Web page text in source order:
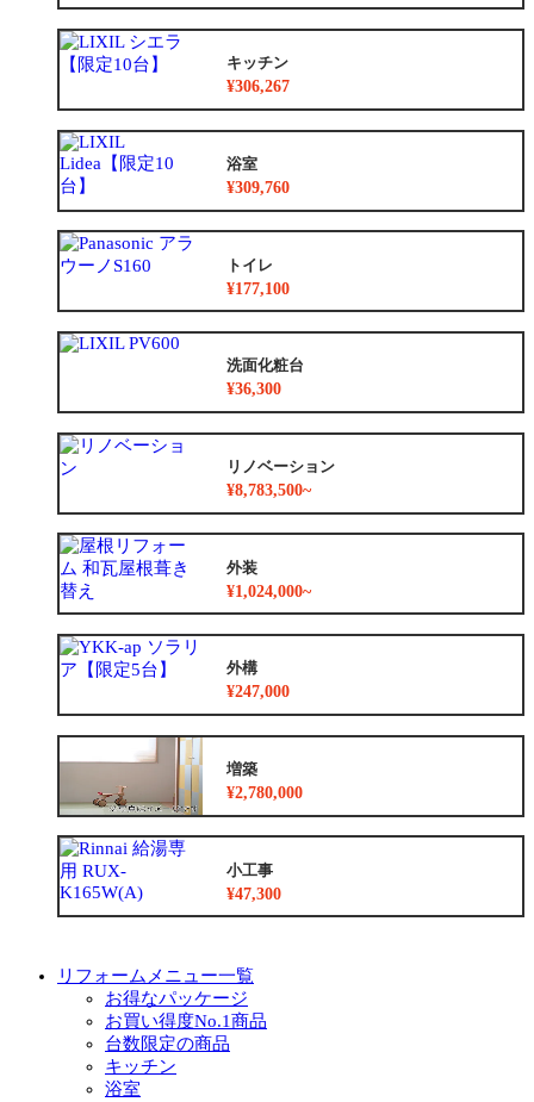
キッチン
¥306,267
浴室
¥309,760
トイレ
¥177,100
洗面化粧台
¥36,300
リノベーション
¥8,783,500~
外装
¥1,024,000~
外構
¥247,000
増築
¥2,780,000
小工事
¥47,300
リフォームメニュー一覧
お得なパッケージ
お買い得度No.1商品
台数限定の商品
キッチン
浴室